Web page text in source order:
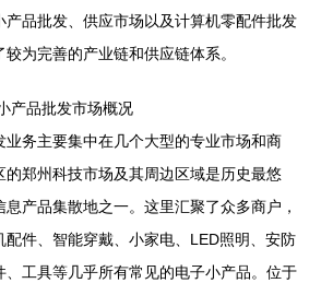
产品批发、供应市场以及计算机零配件批发
为完善的产业链和供应链体系。
产品批发市场概况
业务主要集中在几个大型的专业市场和商
的郑州科技市场及其周边区域是历史最悠
产品集散地之一。这里汇聚了众多商户，
配件、智能穿戴、小家电、LED照明、安防
、工具等几乎所有常见的电子小产品。位于